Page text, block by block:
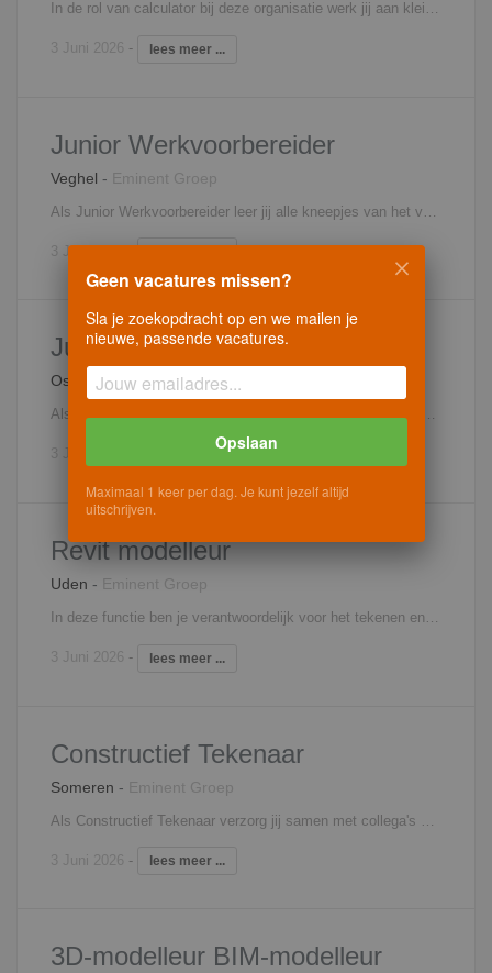
In de rol van calculator bij deze organisatie werk jij aan kleinschalige projecten in de tak verbouw onderhoud en renovatie. Je komt op een afdeling met 3 andere collega´s. Vanwege de vele vast relaties die deze opdrachtgever bezit krijg je aanvragen binnen over de telefoon als middels bestek en tekening. Vanuit daar ga jij persoonlijk het werk opnemen en start aan je calculatieproces. Dit bestaat uit een kostprijscalculatie waarin je onder andere de werkmethoden, planningen, hoeveelheden en prijzen van materiaal en materieel zijn opgenomen. Interesse? Neem contact op met Filip Martens, 06 - 18 25 71 31,
3 Juni 2026 - lees meer ...
Junior Werkvoorbereider
Veghel - Eminent Groep
3 Juni 2026
Junior Calculator
Oss Eminent Groep
Als junior calculator ben je verantwoordelijk en voornamelijk bezig met het opstellen van de projectcalculaties en begrotingen van woningbouwprojecten in de regio. Het takenpakket ziet er als volgt uit: Opstellen van ramingen Opstellen van werk- en inschrijfbegrotingen Rapporteren van eventuele afwijkingen Voorstelen van verbetervoorstellen Zorgdragen voor een actueel en compleet projectdossier Interesse? Neem contact op met Filip Martens, 06 - 18 25 71 31,
Revit modelleur
Uden - Eminent Groep
In deze functie ben je verantwoordelijk voor het tekenen en modelleren van bouwkundige projecten. Je werkt in een projectteam en stelt je betrokken op vanaf het ontwerp tot uitvoering. Binnen deze fases bewaak je de planning, kwaliteit en signaleer je verbeterpunten. Interesse? Neem contact op met Filip Martens, 06 - 18 25 71 31,
3 Juni 2026 - lees meer ...
Constructief Tekenaar
Someren - Eminent Groep
3 Juni 2026 - lees meer ...
3D-modelleur BIM-modelleur
Geen vacatures missen?
Sla je zoekopdracht op en we mailen je
nieuwe, passende vacatures.
Opslaan
Maximaal 1 keer per dag. Je kunt jezelf altijd
uitschrijven.